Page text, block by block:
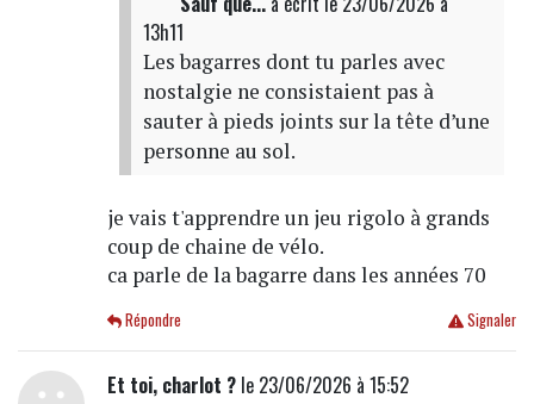
13h11
Les bagarres dont tu parles avec
nostalgie ne consistaient pas à
sauter à pieds joints sur la tête d’une
personne au sol.
je vais t'apprendre un jeu rigolo à grands
coup de chaine de vélo.
ca parle de la bagarre dans les années 70
Signaler
Répondre
Et toi, charlot ?le 23/06/2026 à 15:52